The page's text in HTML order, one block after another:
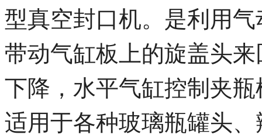
型真空封口机。是利用
带动气缸板上的旋盖头
下降，水平气缸控制夹
适用于各种玻璃瓶罐头